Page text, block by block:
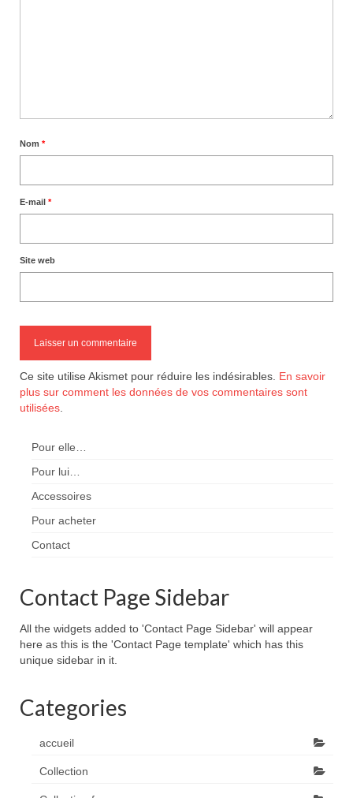
Nom *
E-mail *
Site web
Ce site utilise Akismet pour réduire les indésirables. En savoir
plus sur comment les données de vos commentaires sont
utilisées
Pour elle…
Pour lui…
Accessoires
Pour acheter
Contact
Contact Page Sidebar
All the widgets added to 'Contact Page Sidebar' will appear
here as this is the 'Contact Page template' which has this
unique sidebar in it.
Categories
accueil
Collection